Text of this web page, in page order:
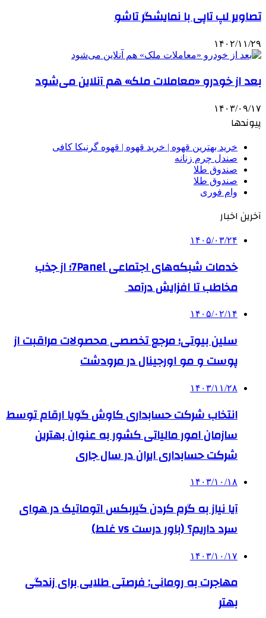
تصاویر لپ تاپی با نمایشگر تاشو
۱۴۰۲/۱۱/۲۹
بعد از خودرو «معاملات ملک» هم آنلاین می‌شود
۱۴۰۳/۰۹/۱۷
پیوندها
خرید بهترین قهوه | خرید قهوه | قهوه گرنیکا کافی
صندل چرم زنانه
صندوق طلا
صندوق طلا
وام فوری
آخرین اخبار
۱۴۰۵/۰۳/۲۴
خدمات شبکه‌های اجتماعی 7Panel؛ از جذب
مخاطب تا افزایش درآمد
۱۴۰۵/۰۲/۱۴
سلین بیوتی؛ مرجع تخصصی محصولات مراقبت از
پوست و مو اورجینال در مرودشت
۱۴۰۳/۱۱/۲۸
انتخاب شرکت حسابداری کاوش گویا ارقام توسط
سازمان امور مالیاتی کشور به عنوان بهترین
شرکت حسابداری ایران در سال جاری
۱۴۰۳/۱۰/۱۸
آیا نیاز به گرم کردن گیربکس اتوماتیک در هوای
سرد داریم؟ (باور درست vs غلط)
۱۴۰۳/۱۰/۱۷
مهاجرت به رومانی: فرصتی طلایی برای زندگی
بهتر